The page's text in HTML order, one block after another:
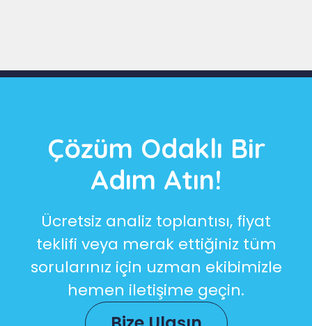
Çözüm Odaklı Bir
Adım Atın!
Ücretsiz analiz toplantısı, fiyat
teklifi veya merak ettiğiniz tüm
sorularınız için uzman ekibimizle
hemen iletişime geçin.